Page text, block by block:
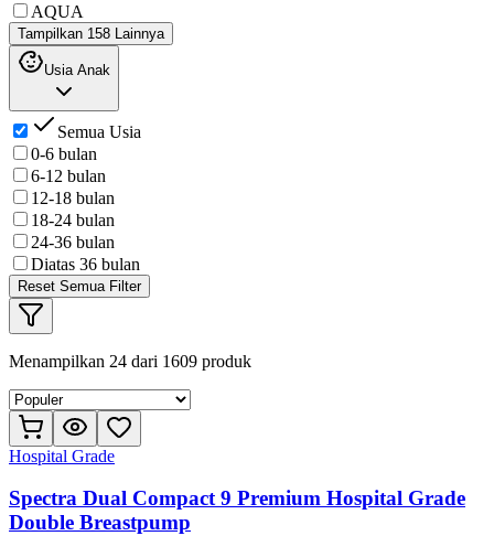
AQUA
Tampilkan 158 Lainnya
Usia Anak
Semua Usia
0-6 bulan
6-12 bulan
12-18 bulan
18-24 bulan
24-36 bulan
Diatas 36 bulan
Reset Semua Filter
Menampilkan 24 dari 1609 produk
Hospital Grade
Spectra Dual Compact 9 Premium Hospital Grade
Double Breastpump